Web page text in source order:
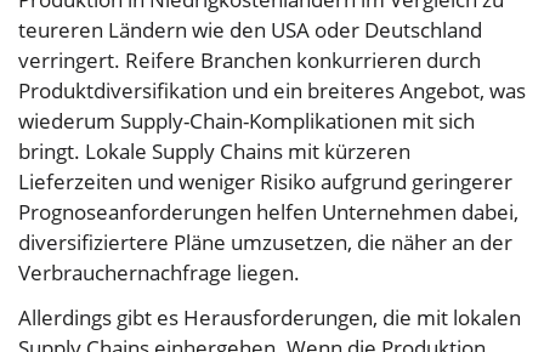
teureren Ländern wie den USA oder Deutschland
verringert. Reifere Branchen konkurrieren durch
Produktdiversifikation und ein breiteres Angebot, was
wiederum Supply-Chain-Komplikationen mit sich
bringt. Lokale Supply Chains mit kürzeren
Lieferzeiten und weniger Risiko aufgrund geringerer
Prognoseanforderungen helfen Unternehmen dabei,
diversifiziertere Pläne umzusetzen, die näher an der
Verbrauchernachfrage liegen.
Allerdings gibt es Herausforderungen, die mit lokalen